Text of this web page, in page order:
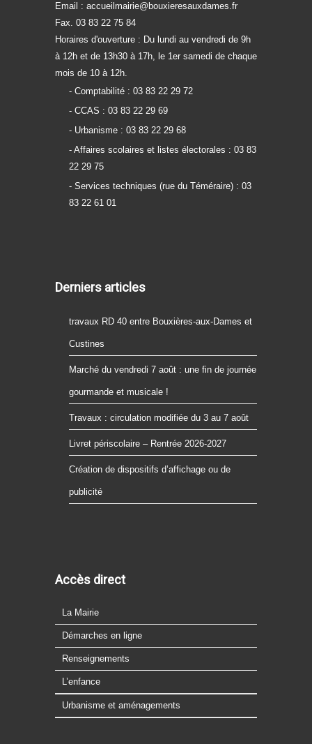
Email : accueilmairie@bouxieresauxdames.fr
Fax. 03 83 22 75 84
Horaires d'ouverture : Du lundi au vendredi de 9h
à 12h et de 13h30 à 17h, le 1er samedi de chaque
mois de 10 à 12h.
- Comptabilité : 03 83 22 29 72
- CCAS : 03 83 22 29 69
- Urbanisme : 03 83 22 29 68
- Affaires scolaires et listes électorales : 03 83
22 29 75
- Services techniques (rue du Téméraire) : 03
83 22 61 01
Derniers articles
travaux RD 40 entre Bouxières-aux-Dames et
Custines
Marché du vendredi 7 août : une fin de journée
gourmande et musicale !
Travaux : circulation modifiée du 3 au 7 août
Livret périscolaire – Rentrée 2026-2027
Création de dispositifs d’affichage ou de
publicité
Accès direct
La Mairie
Démarches en ligne
Renseignements
L’enfance
Urbanisme et aménagements